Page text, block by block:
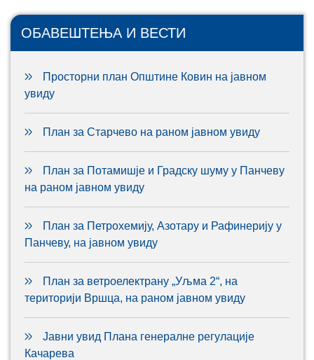
ОБАВЕШТЕЊА И ВЕСТИ
Просторни план Општине Ковин на јавном
увиду
План за Старчево на раном јавном увиду
План за Потамишје и Градску шуму у Панчеву
на раном јавном увиду
План за Петрохемију, Азотару и Рафинерију у
Панчеву, на јавном увиду
План за ветроелектрану „Уљма 2“, на
територији Вршца, на раном јавном увиду
Јавни увид Плана генералне регулације
Качарева